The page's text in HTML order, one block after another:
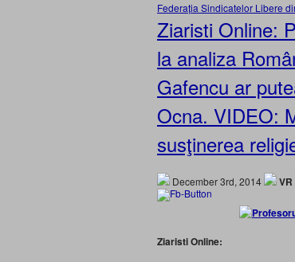
Federația Sindicatelor Libere
Ziaristi Online:
la analiza
Gafencu ar
Ocna. VIDEO:
susţinerea
December 3rd, 2014 VR
Ziaristi Online: